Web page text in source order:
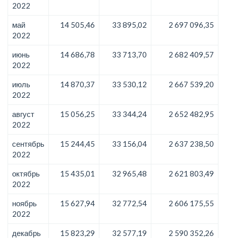
2022
май
2022
14 505,46 33 895,02 2 697 096,35
июнь
2022
14 686,78 33 713,70 2 682 409,57
июль
2022
14 870,37 33 530,12 2 667 539,20
август
2022
15 056,25 33 344,24 2 652 482,95
сентябрь
2022
15 244,45 33 156,04 2 637 238,50
октябрь
2022
15 435,01 32 965,48 2 621 803,49
ноябрь
2022
15 627,94 32 772,54 2 606 175,55
декабрь
15 823,29 32 577,19 2 590 352,26